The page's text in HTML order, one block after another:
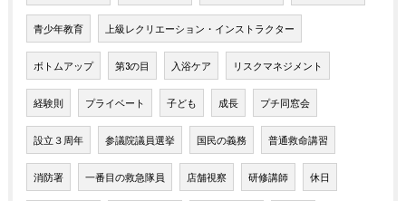
青少年教育 上級レクリエーション・インストラクター
ボトムアップ 第3の目 入浴ケア リスクマネジメント
経験則 プライベート 子ども 成長 プチ同窓会
設立３周年 参議院議員選挙 国民の義務 普通救命講習
消防署 一番目の救急隊員 店舗視察 研修講師 休日